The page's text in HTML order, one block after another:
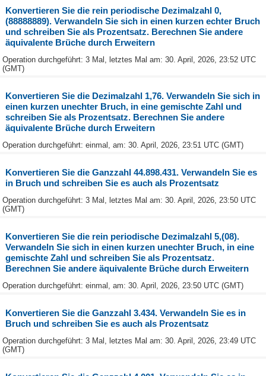
Konvertieren Sie die rein periodische Dezimalzahl 0,
(88888889). Verwandeln Sie sich in einen kurzen echter Bruch
und schreiben Sie als Prozentsatz. Berechnen Sie andere
äquivalente Brüche durch Erweitern
Operation durchgeführt: 3 Mal, letztes Mal am: 30. April, 2026, 23:52 UTC
(GMT)
Konvertieren Sie die Dezimalzahl 1,76. Verwandeln Sie sich in
einen kurzen unechter Bruch, in eine gemischte Zahl und
schreiben Sie als Prozentsatz. Berechnen Sie andere
äquivalente Brüche durch Erweitern
Operation durchgeführt: einmal, am: 30. April, 2026, 23:51 UTC (GMT)
Konvertieren Sie die Ganzzahl 44.898.431. Verwandeln Sie es
in Bruch und schreiben Sie es auch als Prozentsatz
Operation durchgeführt: 3 Mal, letztes Mal am: 30. April, 2026, 23:50 UTC
(GMT)
Konvertieren Sie die rein periodische Dezimalzahl 5,(08).
Verwandeln Sie sich in einen kurzen unechter Bruch, in eine
gemischte Zahl und schreiben Sie als Prozentsatz.
Berechnen Sie andere äquivalente Brüche durch Erweitern
Operation durchgeführt: einmal, am: 30. April, 2026, 23:50 UTC (GMT)
Konvertieren Sie die Ganzzahl 3.434. Verwandeln Sie es in
Bruch und schreiben Sie es auch als Prozentsatz
Operation durchgeführt: 3 Mal, letztes Mal am: 30. April, 2026, 23:49 UTC
(GMT)